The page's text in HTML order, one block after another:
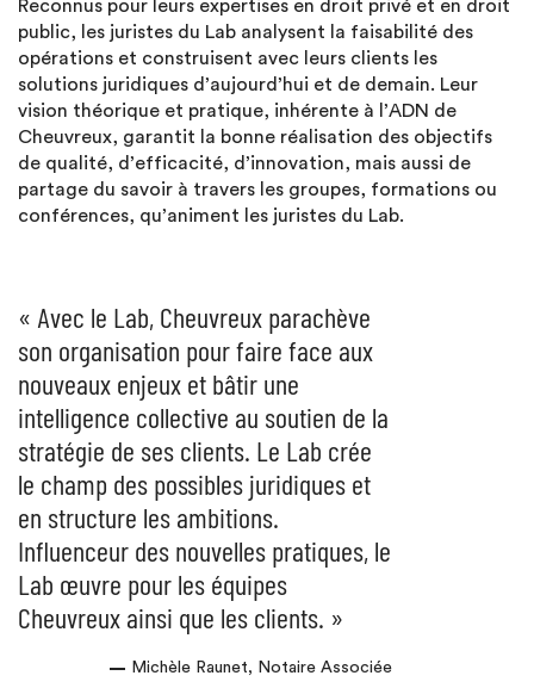
Reconnus pour leurs expertises en droit privé et en droit
public, les juristes du Lab analysent la faisabilité des
opérations et construisent avec leurs clients les
solutions juridiques d’aujourd’hui et de demain. Leur
vision théorique et pratique, inhérente à l’ADN de
Cheuvreux, garantit la bonne réalisation des objectifs
de qualité, d’efficacité, d’innovation, mais aussi de
partage du savoir à travers les groupes, formations ou
conférences, qu’animent les juristes du Lab.
« Avec le Lab, Cheuvreux parachève
son organisation pour faire face aux
nouveaux enjeux et bâtir une
intelligence collective au soutien de la
stratégie de ses clients. Le Lab crée
le champ des possibles juridiques et
en structure les ambitions.
Influenceur des nouvelles pratiques, le
Lab œuvre pour les équipes
Cheuvreux ainsi que les clients. »
Michèle Raunet, Notaire Associée